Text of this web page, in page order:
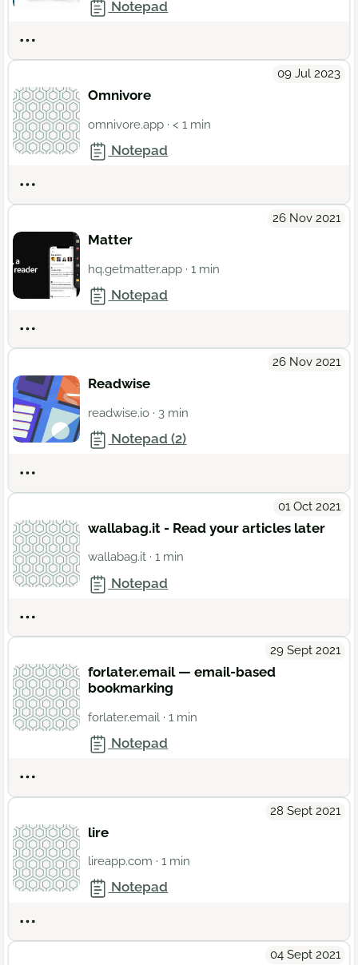
Notepad
09 Jul 2023
Omnivore
omnivore.app · < 1 min
Notepad
26 Nov 2021
Matter
hq.getmatter.app · 1 min
Notepad
26 Nov 2021
Readwise
readwise.io · 3 min
Notepad (2)
01 Oct 2021
wallabag.it - Read your articles later
wallabag.it · 1 min
Notepad
29 Sept 2021
forlater.email — email-based
bookmarking
forlater.email · 1 min
Notepad
28 Sept 2021
lire
lireapp.com · 1 min
Notepad
04 Sept 2021